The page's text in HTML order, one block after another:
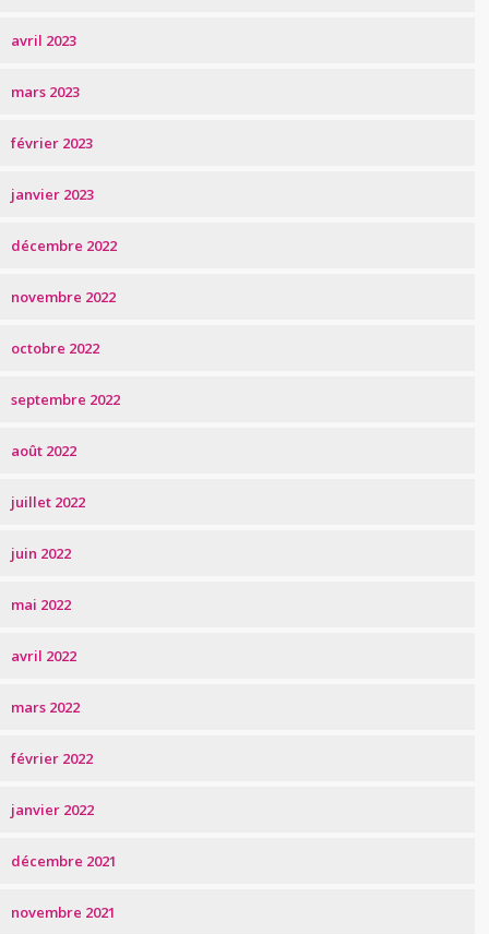
avril 2023
mars 2023
février 2023
janvier 2023
décembre 2022
novembre 2022
octobre 2022
septembre 2022
août 2022
juillet 2022
juin 2022
mai 2022
avril 2022
mars 2022
février 2022
janvier 2022
décembre 2021
novembre 2021